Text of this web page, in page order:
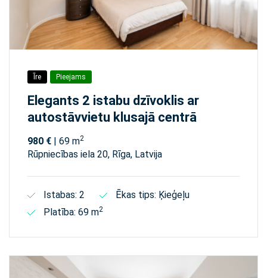
Īre Pieejams
Elegants 2 istabu dzīvoklis ar
autostāvvietu klusajā centrā
980 € | 69 m2
Rūpniecības iela 20, Rīga, Latvija
Istabas: 2
Ēkas tips: Ķieģeļu
Platība: 69 m2